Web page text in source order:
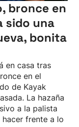
bronce en
sido una
bonita
en casa tras
en el
de Kayak
La hazaña
a la palista
hacer frente a lo